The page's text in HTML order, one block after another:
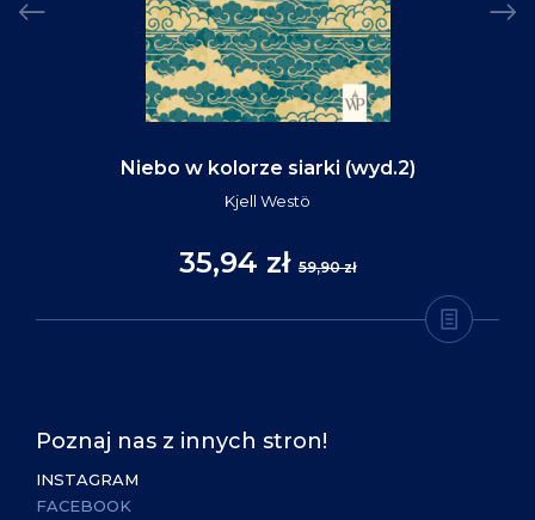
Niebo w kolorze siarki (wyd.2)
Kjell Westö
35,94 zł 59,90 zł
Poznaj nas z innych stron!
INSTAGRAM
FACEBOOK